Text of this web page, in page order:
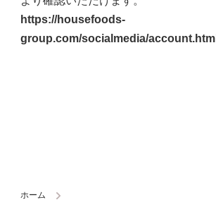
ホーム
https://housefoods-
group.com/socialmedia/account.html